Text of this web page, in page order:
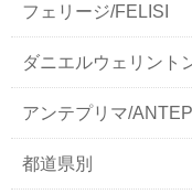
フェリージ/FELISI
ダニエルウェリント
アンテプリマ/
都道県別